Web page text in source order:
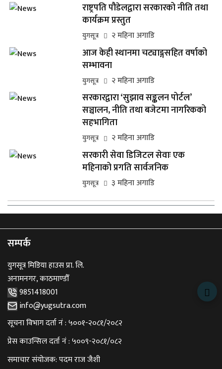
राष्ट्रपति पौडेलद्वारा सरकारको नीति तथा
कार्यक्रम प्रस्तुत
युगसूत्र २ महिना अगाडि
आज केही स्थानमा चट्याङ्गसहित वर्षाको
सम्भावना
युगसूत्र २ महिना अगाडि
सरकारद्वारा ‘सुझाव सङ्कलन पोर्टल’
सञ्चालन, नीति तथा बजेटमा नागरिकको
सहभागिता
युगसूत्र २ महिना अगाडि
सरकारी सेवा डिजिटल सेवाः एक
महिनाको प्रगति सार्वजनिक
युगसूत्र ३ महिना अगाडि
सम्पर्क
युगसूत्र मिडिया हाउस प्रा. लि.
अनामनगर, काठमाण्डौँ
9851418001
info@yugsutra.com
सूचना विभाग दर्ता नं : ५००१-२०८१/२०८२
प्रेस काउन्सिल दर्ता नं : ५००९-२०८१/०८२
समाचार संयोजक: पदम राज जैशी